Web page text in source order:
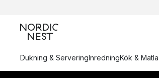
Dukning & ServeringInredningKök &